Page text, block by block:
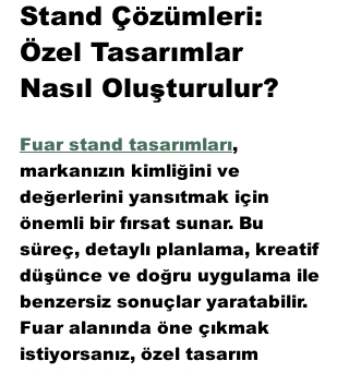
Stand Çözümleri:
Özel Tasarımlar
Nasıl Oluşturulur?
Fuar stand tasarımları,
markanızın kimliğini ve
değerlerini yansıtmak için
önemli bir fırsat sunar. Bu
süreç, detaylı planlama, kreatif
düşünce ve doğru uygulama ile
benzersiz sonuçlar yaratabilir.
Fuar alanında öne çıkmak
istiyorsanız, özel tasarım